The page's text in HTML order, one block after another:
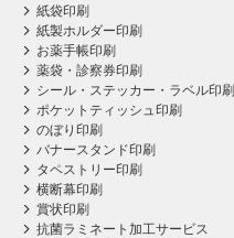
紙袋印刷
紙製ホルダー印刷
お薬手帳印刷
薬袋・診察券印刷
シール・ステッカー・ラベル印刷
ポケットティッシュ印刷
のぼり印刷
バナースタンド印刷
タペストリー印刷
横断幕印刷
賞状印刷
抗菌ラミネート加工サービス